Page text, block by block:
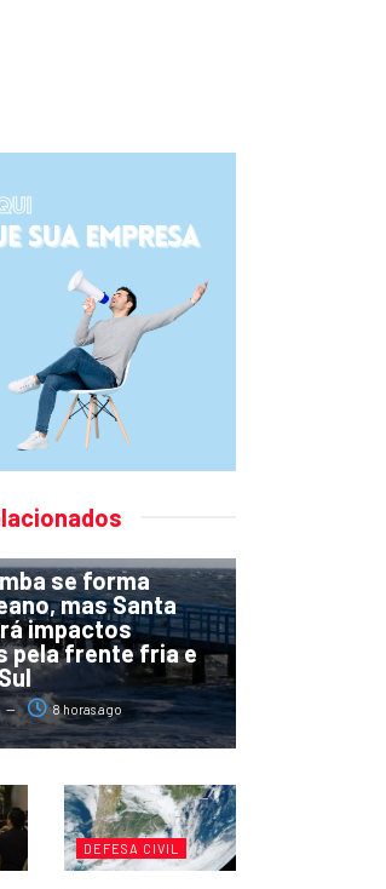
se forma
mas Santa
impactos
pela frente fria e
8 horas ago
DEFESA CIVIL